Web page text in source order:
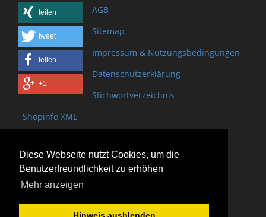
Diese Webseite nutzt Cookies, um die
Benutzerfreundlichkeit zu erhöhen
Mehr anzeigen
teilen
tweet
teilen
+1
AGB
Sitemap
Impressum & Nutzungsbedingungen
Datenschutzerklärung
Stichwortverzeichnis
Shopinfo XML
Bischof-Brand Straße 2
61440 Oberursel
(+49) 6171 - 98 11 80
(+49) 6171 - 98 28 10